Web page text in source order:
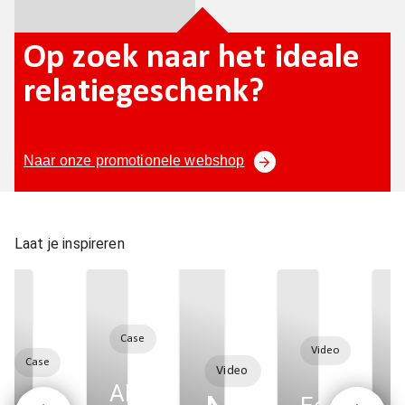
Op zoek naar het ideale
relatiegeschenk?
Naar onze promotionele webshop
Laat je inspireren
Case
Case
Allround
Video
Video